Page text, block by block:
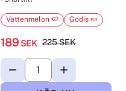
189 SEK 225SEK
Vattenmelon 🍉 Godis 🍬